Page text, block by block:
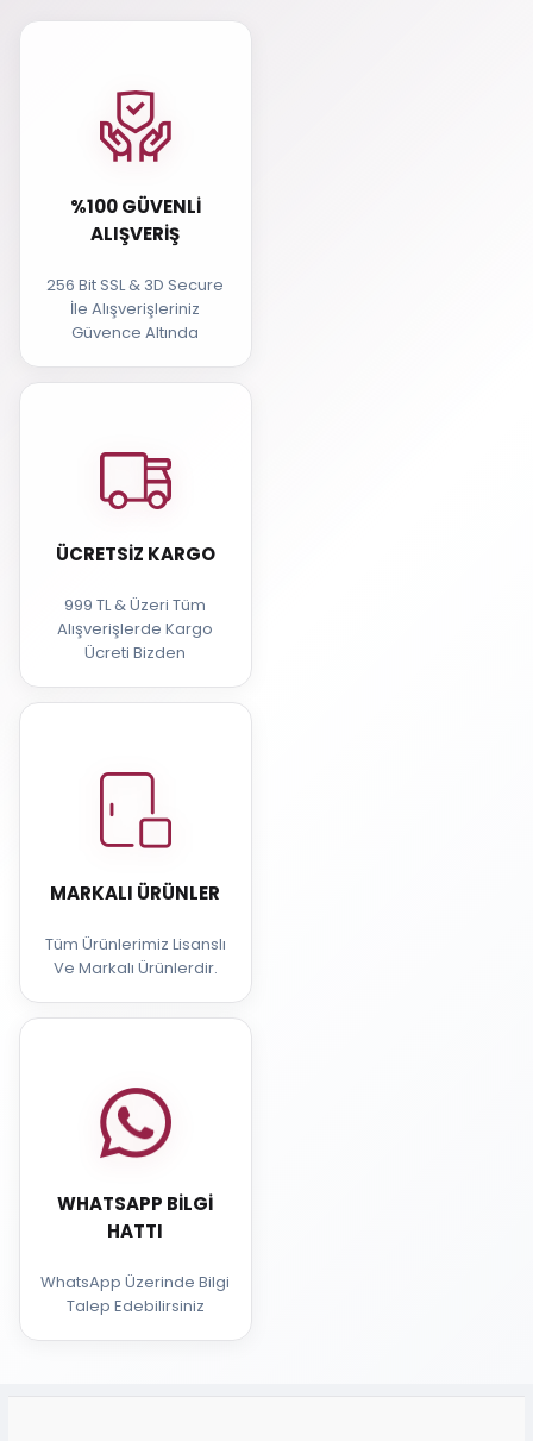
%100 GÜVENLI
ALIŞVERIŞ
256 Bit SSL & 3D Secure
İle Alışverişleriniz
Güvence Altında
ÜCRETSIZ KARGO
999 TL & Üzeri Tüm
Alışverişlerde Kargo
Ücreti Bizden
MARKALI ÜRÜNLER
Tüm Ürünlerimiz Lisanslı
Ve Markalı Ürünlerdir.
WHATSAPP BILGI
HATTI
WhatsApp Üzerinde Bilgi
Talep Edebilirsiniz